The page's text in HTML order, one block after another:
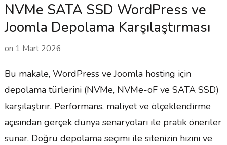
NVMe SATA SSD WordPress ve
Joomla Depolama Karşılaştırması
on 1 Mart 2026
Bu makale, WordPress ve Joomla hosting için
depolama türlerini (NVMe, NVMe-oF ve SATA SSD)
karşılaştırır. Performans, maliyet ve ölçeklendirme
açısından gerçek dünya senaryoları ile pratik öneriler
sunar. Doğru depolama seçimi ile sitenizin hızını ve